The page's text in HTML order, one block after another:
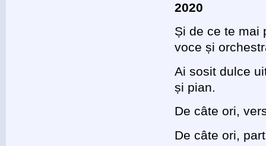
2020
Și de ce te mai
voce și
Ai sosit dulce
și pian.
De câte ori,
De câte ori,